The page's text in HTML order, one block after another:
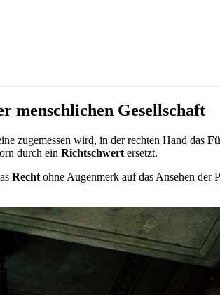
menschlichen Gesellschaft
zugemessen wird, in der rechten Hand das
durch ein Richtschwert ersetzt.
Recht ohne Augenmerk auf das Ansehen der